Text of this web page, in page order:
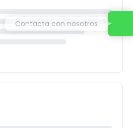
Contacta con nosotros